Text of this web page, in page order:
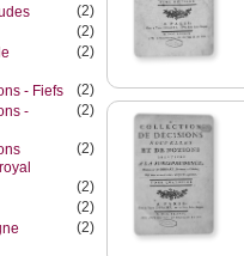
(2)
(2)
(2)
- Fiefs
(2)
-
(2)
(2)
(2)
(2)
(2)